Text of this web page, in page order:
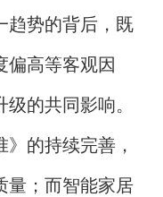
趋势的背后，既
偏高等客观因
的共同影响。
的持续完善，
量；而智能家居